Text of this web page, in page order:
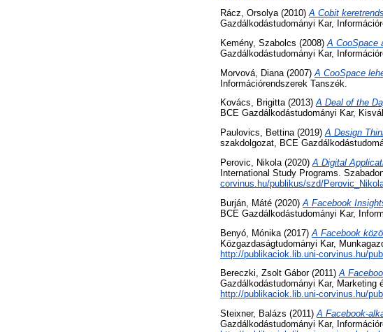
Rácz, Orsolya (2010) A Cobit
Gazdálkodástudományi Kar,
Kemény, Szabolcs (2008) A CooSpace
Gazdálkodástudományi Kar,
Morvová, Diana (2007) A CooSpace
Információrendszerek Tanszék.
Kovács, Brigitta(2013)A Deal of the
BCE Gazdálkodástudományi Kar,
Paulovics, Bettina(2019)A Design
szakdolgozat, BCE
Perovic, Nikola (2020) A Digital
International Study Programs.
corvinus.hu/publikus/szd/
Burján, Máté (2020) A Facebook
BCE Gazdálkodástudományi Kar,
Benyó, Mónika (2017) A Facebook
Közgazdaságtudományi Kar,
http://publikaciok.lib.uni-corvinus.hu/
Bereczki, Zsolt Gábor(2011)A
Gazdálkodástudományi Kar,
http://publikaciok.lib.uni-corvinus.hu/
Steixner, Balázs (2011)A Facebook-
Gazdálkodástudományi Kar,